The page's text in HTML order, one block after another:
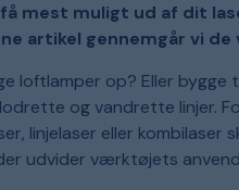
mest muligt ud af dit
artikel gennemgår vi de
op? Eller bygge
og vandrette linjer.
linjelaser eller
udvider værktøjets